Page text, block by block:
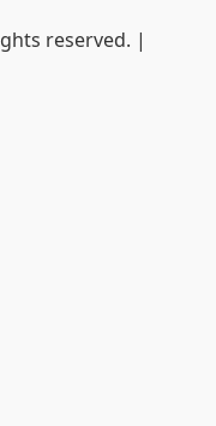
reserved. |